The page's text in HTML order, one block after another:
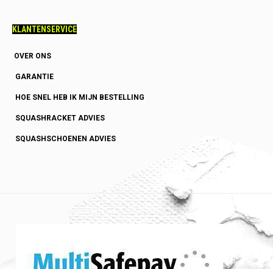
KLANTENSERVICE
OVER ONS
GARANTIE
HOE SNEL HEB IK MIJN BESTELLING
SQUASHRACKET ADVIES
SQUASHSCHOENEN ADVIES